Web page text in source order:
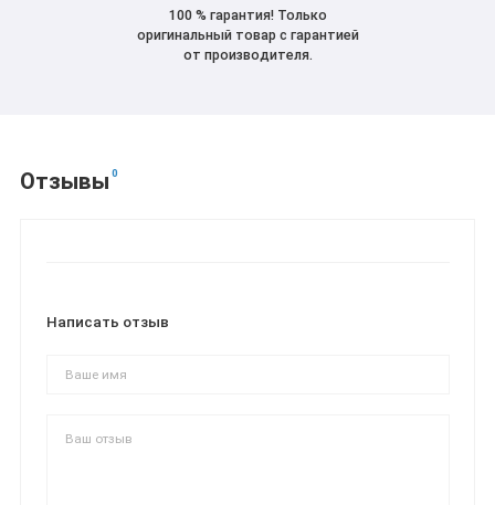
100 % гарантия! Только
оригинальный товар с гарантией
от производителя.
Отзывы 0
Написать отзыв